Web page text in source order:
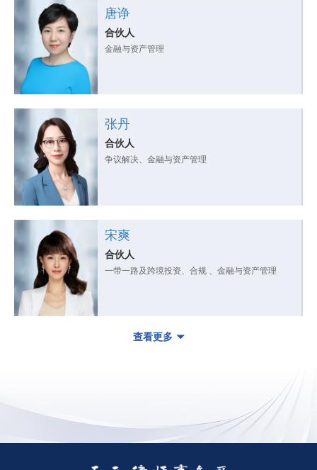
唐诤
合伙人
金融与资产管理
张丹
合伙人
争议解决、金融与资产管理
宋爽
合伙人
一带一路及跨境投资、合规 、金融与资产管理
查看更多